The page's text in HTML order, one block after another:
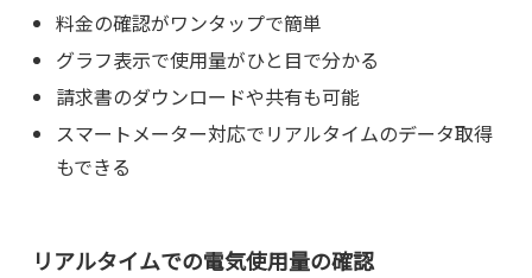
料金の確認がワンタップで簡単
グラフ表示で使用量がひと目で分かる
請求書のダウンロードや共有も可能
スマートメーター対応でリアルタイムのデータ取得
もできる
リアルタイムでの電気使用量の確認